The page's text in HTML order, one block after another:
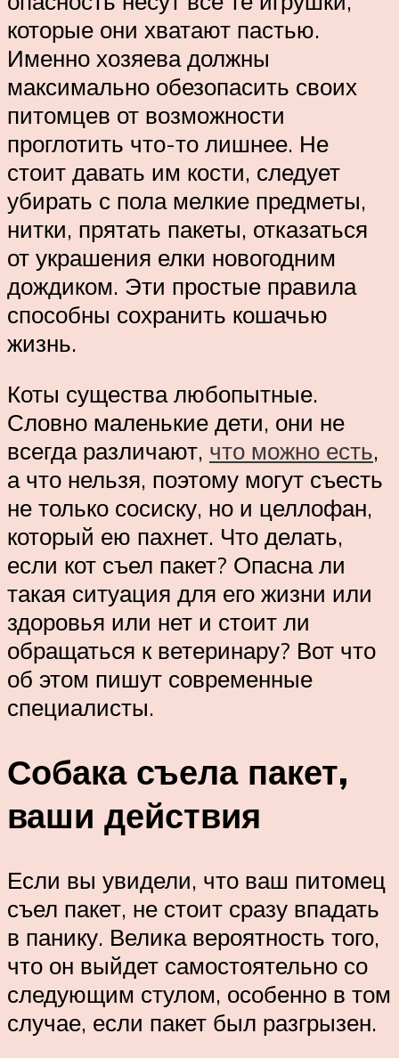
которые они хватают пастью.
Именно хозяева должны
максимально обезопасить своих
питомцев от возможности
проглотить что-то лишнее. Не
стоит давать им кости, следует
убирать с пола мелкие предметы,
нитки, прятать пакеты, отказаться
от украшения елки новогодним
дождиком. Эти простые правила
способны сохранить кошачью
жизнь.
Коты существа любопытные.
Словно маленькие дети, они не
всегда различают, что можно есть,
а что нельзя, поэтому могут съесть
не только сосиску, но и целлофан,
который ею пахнет. Что делать,
если кот съел пакет? Опасна ли
такая ситуация для его жизни или
здоровья или нет и стоит ли
обращаться к ветеринару? Вот что
об этом пишут современные
специалисты.
Собака съела пакет,
ваши действия
Если вы увидели, что ваш питомец
съел пакет, не стоит сразу впадать
в панику. Велика вероятность того,
что он выйдет самостоятельно со
следующим стулом, особенно в том
случае, если пакет был разгрызен.